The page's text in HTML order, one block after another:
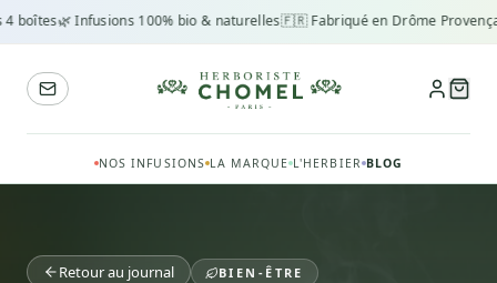
🌿 Infusions 100% bio & naturelles🇫🇷 Fabriqué en Drôme Provençale♻️
NOS INFUSIONS LA MARQUE L'HERBIER BLOG
Retour au journal BIEN-ÊTRE